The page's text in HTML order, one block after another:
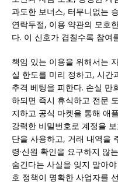
과도한 보너스, 터무니없는
연락두절, 이용 약관의 모호
다. 이 신호가 겹칠수록 참여
책임 있는 이용을 위해서는
실 한도를 미리 정하고, 시간
추격 베팅을 피한다. 손실 만
하되면 즉시 휴식하고 전문
지하고 공식 마켓을 통해 애
강력한 비밀번호로 계정을
단을 사용하고, 거래 내역을
령·신원 확인을 요구하지 않
숨긴다는 사실을 잊지 말아
호 정책이 명확한 사업자를